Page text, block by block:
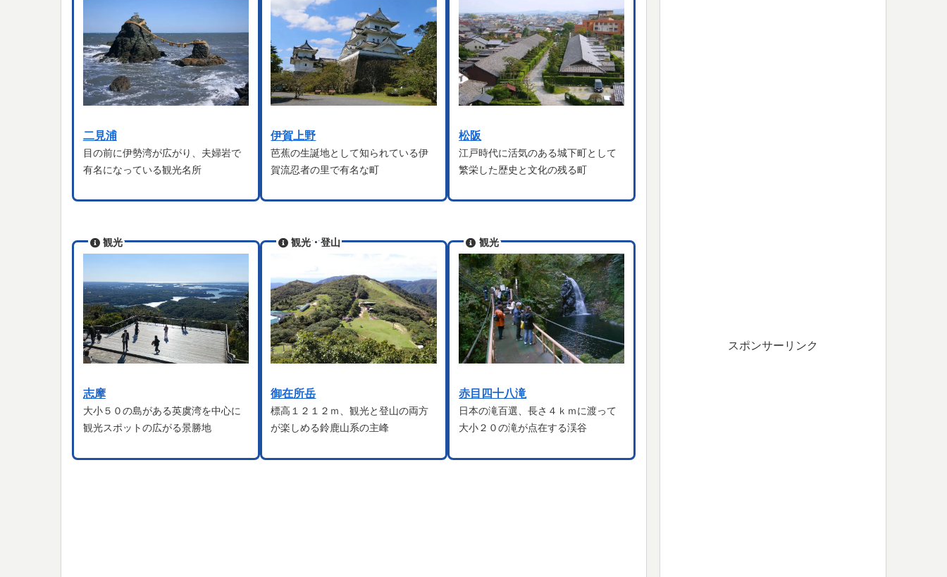
二見浦
目の前に伊勢湾が広がり、夫婦岩で
有名になっている観光名所
伊賀上野
芭蕉の生誕地として知られている伊
賀流忍者の里で有名な町
松阪
江戸時代に活気のある城下町として
繁栄した歴史と文化の残る町
観光
志摩
大小５０の島がある英虞湾を中心に
観光スポットの広がる景勝地
観光・登山
御在所岳
標高１２１２ｍ、観光と登山の両方
が楽しめる鈴鹿山系の主峰
観光
赤目四十八滝
日本の滝百選、長さ４ｋｍに渡って
大小２０の滝が点在する渓谷
スポンサーリンク